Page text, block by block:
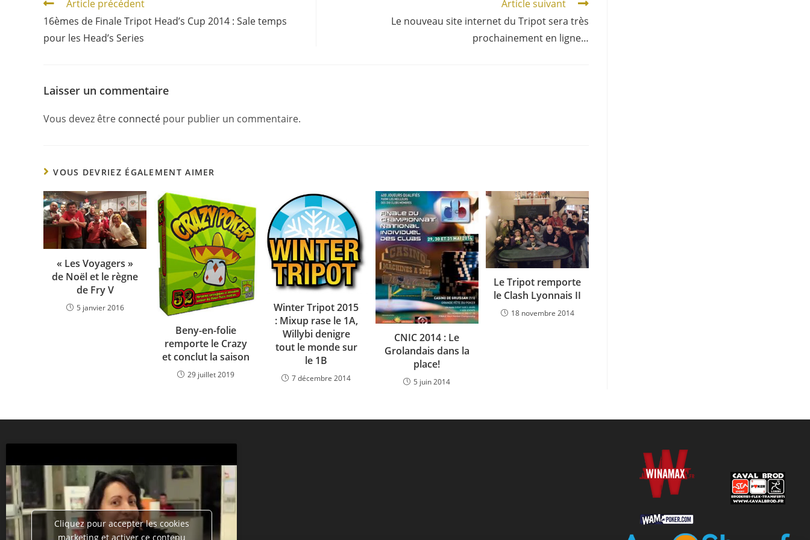
Article précédent
16èmes de Finale Tripot Head’s Cup 2014 : Sale temps
pour les Head’s Series
Article suivant
Le nouveau site internet du Tripot sera très
prochainement en ligne…
Laisser un commentaire
Vous devez être connecté pour publier un commentaire.
VOUS DEVRIEZ ÉGALEMENT AIMER
« Les Voyagers »
de Noël et le règne
de Fry V
5 janvier 2016
Beny-en-folie
remporte le Crazy
et conclut la saison
29 juillet 2019
Winter Tripot 2015
: Mixup rase le 1A,
Willybi denigre
tout le monde sur
le 1B
7 décembre 2014
CNIC 2014 : Le
Grolandais dans la
place!
5 juin 2014
Le Tripot remporte
le Clash Lyonnais II
18 novembre 2014
Cliquez pour accepter les cookies
marketing et activer ce contenu